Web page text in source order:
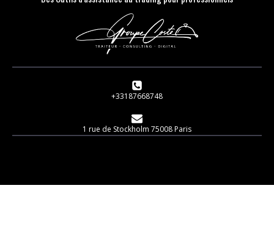
+33187668748
1 rue de Stockholm 75008 Paris